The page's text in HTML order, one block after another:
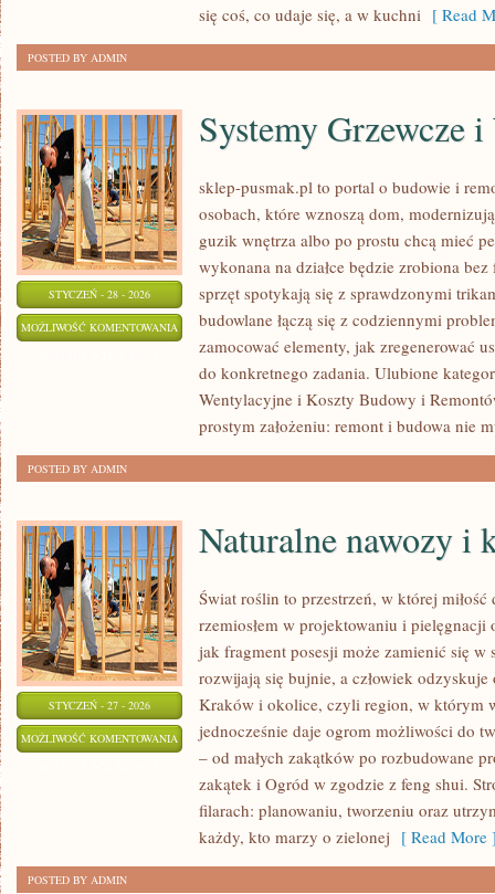
się coś, co udaje się, a w kuchni [ Read
POSTED BY ADMIN
STYCZEŃ - 28 - 2026
MOŻLIWOŚĆ KOMENTOWANIA SYSTEMY
GRZEWCZE
WENTYLACYJNE
Systemy Grzewcze
sklep-pusmak.pl to portal o budowie i
osobach, które wznoszą dom,
guzik wnętrza albo po prostu chcą mieć
wykonana na działce będzie zrobiona
sprzęt spotykają się z sprawdzonymi
budowlane łączą się z codziennymi
zamocować elementy, jak zregenerować
do konkretnego zadania. Ulubione
Wentylacyjne i Koszty Budowy i
prostym założeniu: remont i budowa nie
POSTED BY ADMIN
STYCZEŃ - 27 - 2026
MOŻLIWOŚĆ KOMENTOWANIA NATURALNE
NAWOZY
KOMPOSTOWANIE
Naturalne nawozy i
Świat roślin to przestrzeń, w której
rzemiosłem w projektowaniu i
jak fragment posesji może zamienić się
rozwijają się bujnie, a człowiek
Kraków i okolice, czyli region, w którym
jednocześnie daje ogrom możliwości do
– od małych zakątków po rozbudowane
zakątek i Ogród w zgodzie z feng shui.
filarach: planowaniu, tworzeniu oraz
każdy, kto marzy o zielonej [ Read More
POSTED BY ADMIN